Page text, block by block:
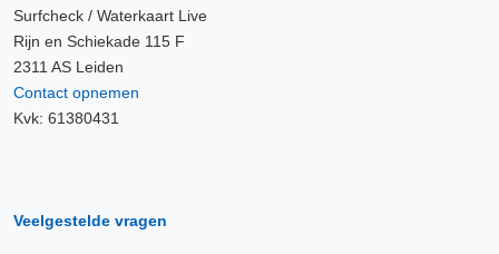
Surfcheck / Waterkaart Live
Rijn en Schiekade 115 F
2311 AS Leiden
Contact opnemen
Kvk: 61380431
Veelgestelde vragen